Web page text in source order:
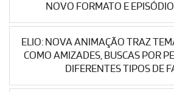
NOVO FORMATO E
ELIO: NOVA ANIMAÇÃO TRAZ
COMO AMIZADES, BUSCAS POR
DIFERENTES TIPOS DE